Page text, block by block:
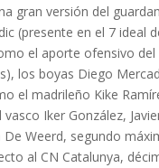
gran versión del
(presente en el 7 ideal
el aporte ofensivo del
los boyas Diego
el madrileño Kike
Iker González,
Weerd, segundo
al CN Catalunya,